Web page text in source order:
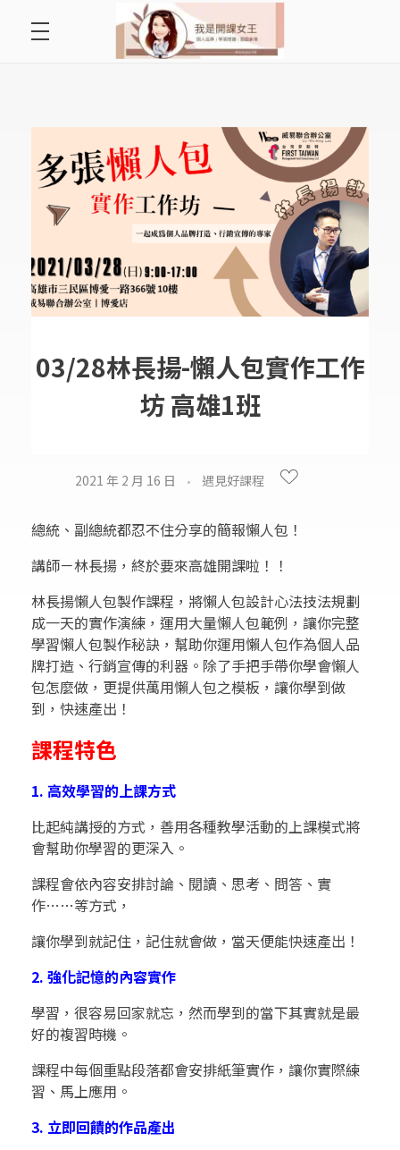
最愛讀書會
遇見好課程
關於李秋玉
03/28林長揚-懶人包實作工作
坊 高雄1班
2021 年 2 月 16 日 遇見好課程
總統、副總統都忍不住分享的簡報懶人包！
講師－林長揚，終於要來高雄開課啦！！
林長揚懶人包製作課程，將懶人包設計心法技法規劃
成一天的實作演練，運用大量懶人包範例，讓你完整
學習懶人包製作秘訣，幫助你運用懶人包作為個人品
牌打造、行銷宣傳的利器。除了手把手帶你學會懶人
包怎麼做，更提供萬用懶人包之模板，讓你學到做
到，快速產出！
課程特色
1. 高效學習的上課方式
比起純講授的方式，善用各種教學活動的上課模式將
會幫助你學習的更深入。
課程會依內容安排討論、閱讀、思考、問答、實
作……等方式，
讓你學到就記住，記住就會做，當天便能快速產出！
2. 強化記憶的內容實作
學習，很容易回家就忘，然而學到的當下其實就是最
好的複習時機。
課程中每個重點段落都會安排紙筆實作，讓你實際練
習、馬上應用。
3. 立即回饋的作品產出